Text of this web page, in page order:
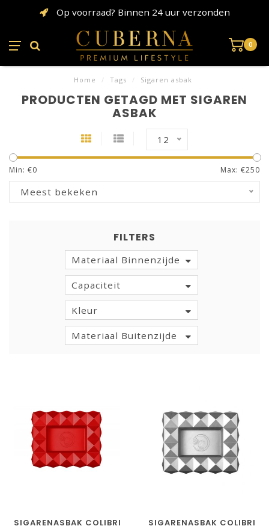
Op voorraad? Binnen 24 uur verzonden
0
Home / Tags / Sigaren asbak
PRODUCTEN GETAGD MET SIGAREN
ASBAK
12
Min: €0 Max: €250
Meest bekeken
FILTERS
Materiaal Binnenzijde
Capaciteit
Kleur
Materiaal Buitenzijde
SIGARENASBAK COLIBRI
SIGARENASBAK COLIBRI